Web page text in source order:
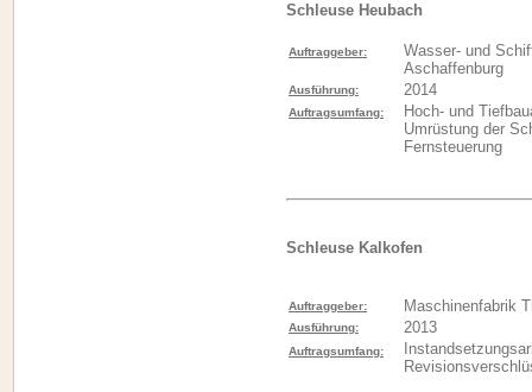
Schleuse Heubach
Auftraggeber:
Wasser- und
Aschaffenburg
Ausführung: 2014
Auftragsumfang:
Hoch- und
Umrüstung der
Fernsteuerung
Schleuse Kalkofen
Auftraggeber: Maschinenfabrik
Ausführung: 2013
Auftragsumfang: